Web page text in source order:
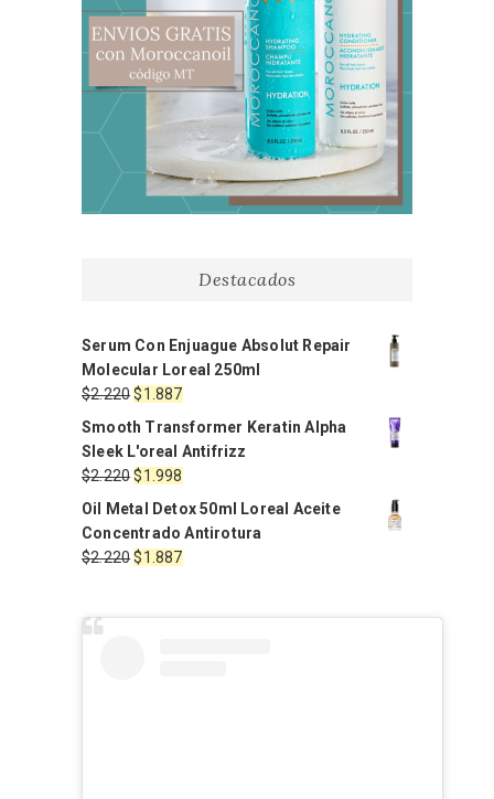
Destacados
Serum Con Enjuague Absolut Repair
Molecular Loreal 250ml
$2.220El
precio
original
era:
$2.220.
$1.887El
precio
actual
es:
$1.887.
Smooth Transformer Keratin Alpha
Sleek L'oreal Antifrizz
$2.220El
precio
original
era:
$2.220.
$1.998
precio
actual
es:
$1.998.
Oil Metal Detox 50ml Loreal Aceite
Concentrado Antirotura
$2.220El
$1.887El